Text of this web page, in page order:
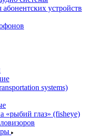
устройств
systems)
«рыбий глаз» (fisheye)